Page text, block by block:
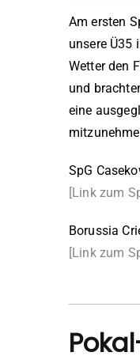
Am ersten
unsere Ü35
Wetter den
und
eine
SpG
[Link zum
Borussia
[Link zum